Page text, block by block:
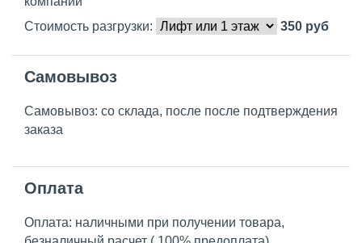
Стоимость разгрузки:
350 руб
Самовывоз
Самовывоз: со склада, после после подтверждения
заказа
Оплата
Оплата: наличными при получении товара,